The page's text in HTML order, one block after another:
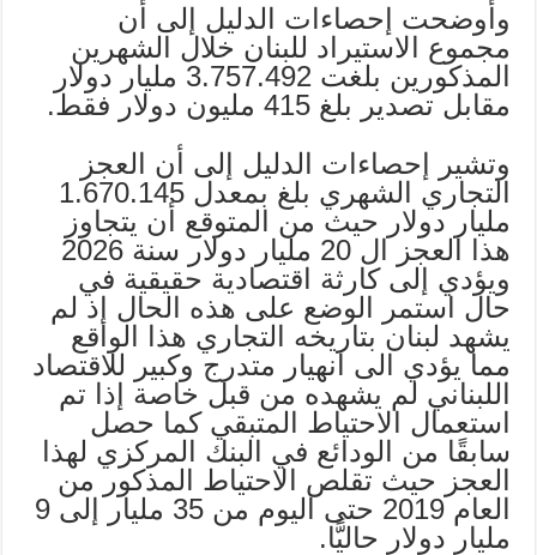
وأوضحت إحصاءات الدليل إلى أن
مجموع الاستيراد للبنان خلال الشهرين
المذكورين بلغت 3.757.492 مليار دولار
مقابل تصدير بلغ 415 مليون دولار فقط.
وتشير إحصاءات الدليل إلى أن العجز
التجاري الشهري بلغ بمعدل 1.670.145
مليار دولار حيث من المتوقع أن يتجاوز
هذا العجز ال 20 مليار دولار سنة 2026
ويؤدي إلى كارثة اقتصادية حقيقية في
حال استمر الوضع على هذه الحال إذ لم
يشهد لبنان بتاريخه التجاري هذا الواقع
مما يؤدي الى انهيار متدرج وكبير للاقتصاد
اللبناني لم يشهده من قبل خاصة إذا تم
استعمال الاحتياط المتبقي كما حصل
سابقًا من الودائع في البنك المركزي لهذا
العجز حيث تقلص الاحتياط المذكور من
العام 2019 حتى اليوم من 35 مليار إلى 9
مليار دولار حاليًّا.